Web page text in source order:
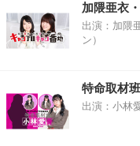
加隈亜衣
出演：加隈
ン）
特命取材
出演：小林